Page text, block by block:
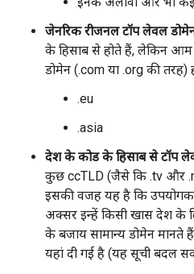
जेनरिक रीजनल टॉप लेवल
के हिसाब से होते हैं, लेकिन आम
डोमेन (.com या .org की तरह)
.eu
.asia
देश के कोड के हिसाब से टॉप
कुछ ccTLD (जैसे कि .tv और
इसकी वजह यह है कि
अक्सर इन्हें किसी खास देश के
के बजाय सामान्य डोमेन मानते
यहां दी गई है (यह सूची बदल